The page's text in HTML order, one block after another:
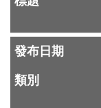
English
Pilipino
អក្ខរក្រម
ខេមរភាសា